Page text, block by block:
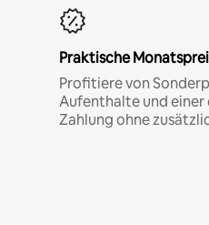
Praktische
Profitiere von
Aufenthalte und
Zahlung ohne